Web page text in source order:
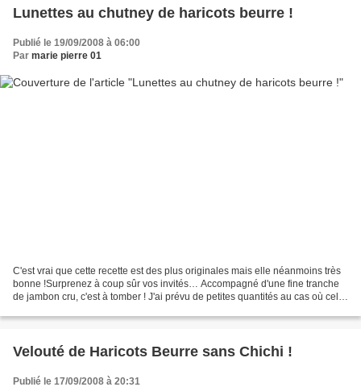
Lunettes au chutney de haricots beurre !
Publié le 19/09/2008 à 06:00
Par marie pierre 01
C'est vrai que cette recette est des plus originales mais elle néanmoins très
bonne !Surprenez à coup sûr vos invités… Accompagné d'une fine tranche
de jambon cru, c'est à tomber ! J'ai prévu de petites quantités au cas où cela
Velouté de Haricots Beurre sans Chichi !
Publié le 17/09/2008 à 20:31